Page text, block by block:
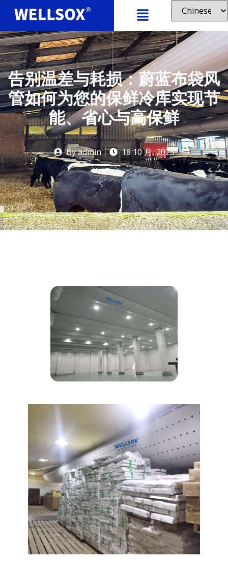
告别温差与耗损：蔚蓝布袋风
管如何为您的保鲜冷库实现节
能、省心与高保鲜
Byadmin 18 10 月, 2025